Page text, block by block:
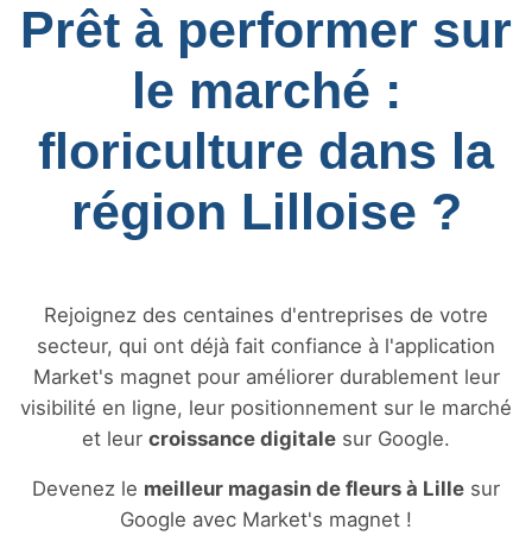
Prêt à performer sur
le marché :
floriculture dans la
région Lilloise ?
Rejoignez des centaines d'entreprises de votre
secteur, qui ont déjà fait confiance à l'application
Market's magnet pour améliorer durablement leur
visibilité en ligne, leur positionnement sur le marché
et leur croissance digitale sur Google.
Devenez le meilleur magasin de fleurs à Lille sur
Google avec Market's magnet !